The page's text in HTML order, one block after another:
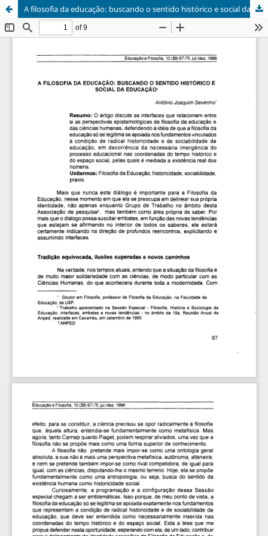
A filosofia da educação: buscando o sentido histórico e social da educação